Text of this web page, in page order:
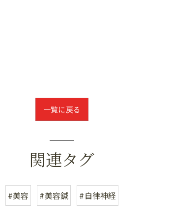
一覧に戻る
関連タグ
#美容 #美容鍼 #自律神経